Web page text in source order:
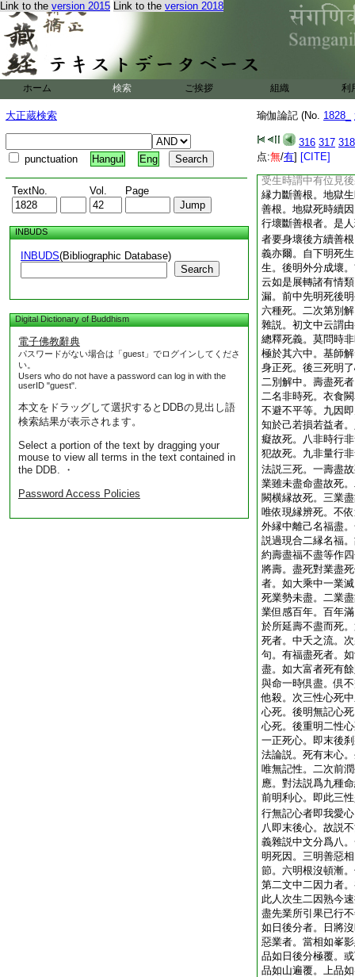
Link to the version 2015 Link to the version 2018
ホーム 検索 ご挨拶 組織 利
大正蔵検索
punctuation Hangul Eng
TextNo. Vol. Page
INBUDS
INBUDS(Bibliographic Database)
Search
Digital Dictionary of Buddhism
電子佛教辭典
パスワードがない場合は「guest」でログインしてくださ
い。
Users who do not have a password can log in with the
userID "guest".
本文をドラッグして選択するとDDBの見出し語
検索結果が表示されます。
Select a portion of the text by dragging your
mouse to view all terms in the text contained in
the DDB. ・
Password Access Policies
瑜伽論記 (No. 1828_
316 317 318
点:無/有] [CITE]
而續善根故。言因
根。若作是解者。
及方便善。斷善之
續之時由内外縁。
他修福多續生得後
起生得。方便後起
後續。續欲界善。
餘品。斷難盡故九
續未必斷。倶舍第
不。亦有能續。除
將沒時言謂彼將死
受生時謂中有位見
縁力斷善根。地獄
善根。地獄死時續
行壞斷善根者。是
者要身壞後方續善
義亦爾。自下明死
生。後明外分成壞
云如是展轉諸有情
漏。前中先明死後
六種死。二次第別
雜説。初文中云謂
總釋死義。莫問時
極於其六中。基師
身正死。後三死明
二別解中。壽盡死
二名非時死。衣食
不避不平等。九因
知於己若損若益者
癡故死。八非時行
犯故死。九非量行
法説三死。一壽盡
業雖未盡命盡故死
闕横縁故死。三業
唯依現縁辨死。不
外縁中離己名福盡
説過現合二縁名福
約壽盡福不盡等作
將壽。盡死對業盡
者。如大乘中一業
死業勢未盡。二業
業但感百年。百年
於所延壽不盡而死
死者。中夭之流。
句。有福盡死者。
盡。如大富者死有
與命一時倶盡。倶
他殺。次三性心死
心死。後明無記心
心死。後重明二性
一正死心。即末後
法論説。死有末心
唯無記性。二次前
應。對法説爲九種
前明利心。即此三
行無記心者即我愛
八即末後心。故説
義雜説中文分爲八
明死因。三明善惡
節。六明根沒頓漸
第二文中二因力者
此人次生二因熟今
盡先業所引果已行
如日後分者。日將
惡業者。當相如峯
品如日後分極覆。
品如山遍覆。上品